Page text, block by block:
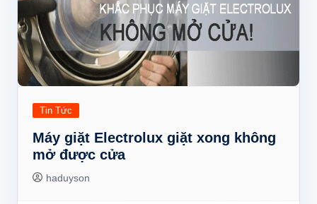
Tin Tức
Máy giặt Electrolux giặt xong không
mở được cửa
haduyson